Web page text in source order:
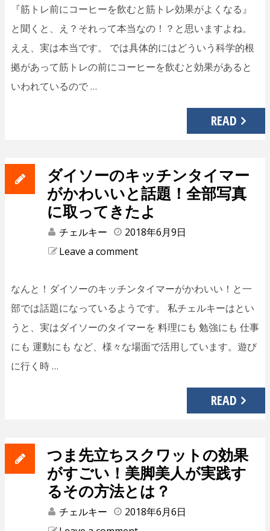
『筋トレ前にコーヒーを飲むと筋トレ効果がよくなる』
と聞くと、え？それって本当なの！？と思いますよね。
ええ、実は本当です。 では具体的にはどういう科学的根
拠があって筋トレの前にコーヒーを飲むと効果があると
いわれているので …
READ
ダイソーのキッチンタイマー
がかわいいと話題！全部写真
に取ってきたよ
チェルキー
2018年6月9日
Leave a comment
なんと！ダイソーのキッチンタイマーがかわいい！と一
部では話題になっているようです。 私チェルキーはとい
うと、実はダイソーのタイマーを 料理にも 勉強にも 仕事
にも 運動にも など、様々な場面で活用しています。遊び
に行く時 …
READ
つま先立ちスクワットの効果
がすごい！美脚美人が実践す
るその方法とは？
チェルキー
2018年6月6日